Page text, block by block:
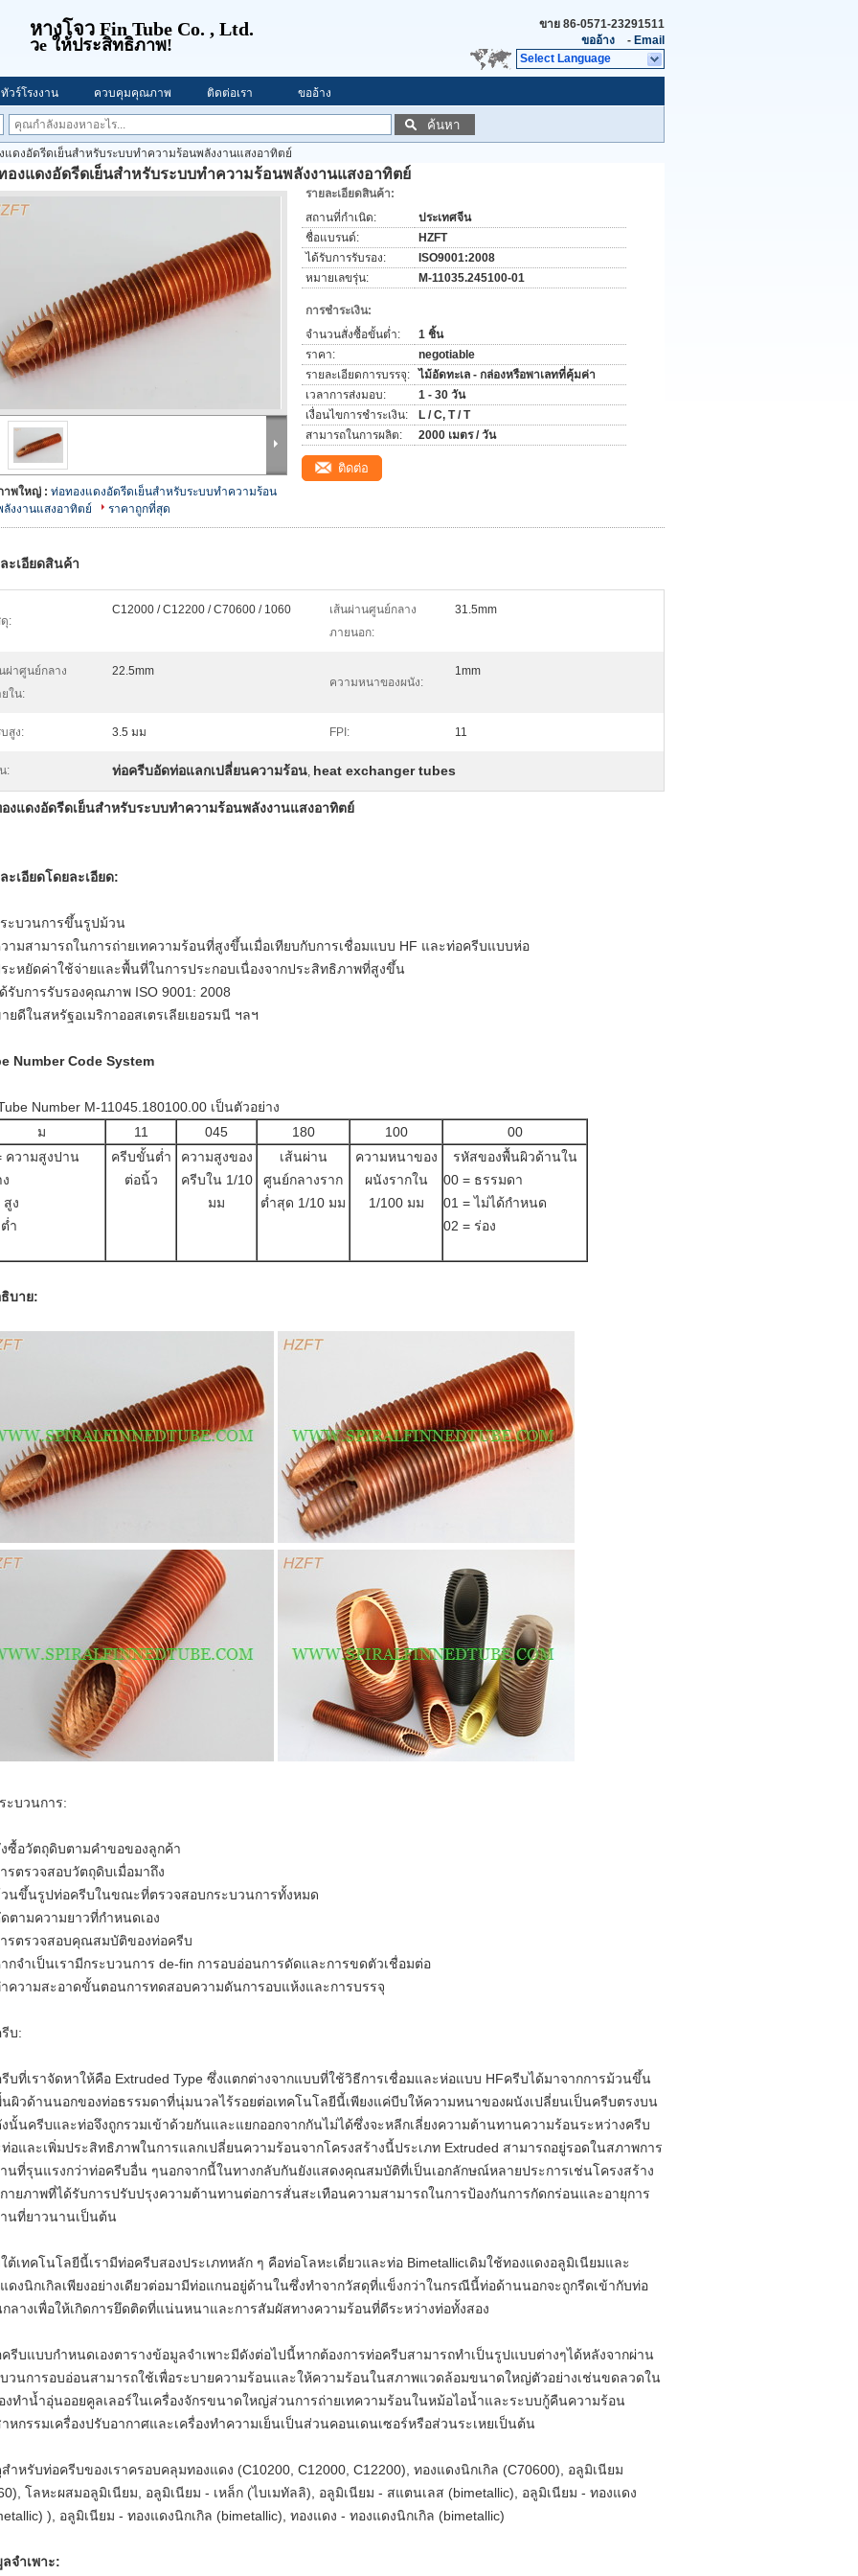
หางโจว Fin Tube Co. , Ltd.
วe ให้ประสิทธิภาพ!
ขาย 86-0571-23291511
ขออ้าง
- Email
Select Language
ทัวร์โรงงาน ควบคุมคุณภาพ ติดต่อเรา ขออ้าง
ค้นหา
แดงอัดรีดเย็นสำหรับระบบทำความร้อนพลังงานแสงอาทิตย์
องแดงอัดรีดเย็นสำหรับระบบทำความร้อนพลังงานแสงอาทิตย์
าพใหญ่ : ท่อทองแดงอัดรีดเย็นสำหรับระบบทำความร้อน
ลังงานแสงอาทิตย์
ราคาถูกที่สุด
รายละเอียดสินค้า:
สถานที่กำเนิด:
ประเทศจีน
ชื่อแบรนด์:
HZFT
ได้รับการรับรอง:
ISO9001:2008
หมายเลขรุ่น:
M-11035.245100-01
การชำระเงิน:
จำนวนสั่งซื้อขั้นต่ำ:
1 ชิ้น
ราคา:
negotiable
รายละเอียดการบรรจุ:
ไม้อัดทะเล - กล่องหรือพาเลทที่คุ้มค่า
เวลาการส่งมอบ:
1 - 30 วัน
เงื่อนไขการชำระเงิน:
L / C, T / T
สามารถในการผลิต:
2000 เมตร / วัน
ติดต่อ
ะเอียดสินค้า
:
C12000 / C12200 / C70600 / 1060
เส้นผ่านศูนย์กลาง
ภายนอก:
31.5mm
ผ่าศูนย์กลาง
ใน:
22.5mm
ความหนาของผนัง:
1mm
สูง: 3.5 มม FPI: 11
: ท่อครีบอัดท่อแลกเปลี่ยนความร้อน, heat exchanger tubes
งแดงอัดรีดเย็นสำหรับระบบทำความร้อนพลังงานแสงอาทิตย์
ะเอียดโดยละเอียด:
ะบวนการขึ้นรูปม้วน
ามสามารถในการถ่ายเทความร้อนที่สูงขึ้นเมื่อเทียบกับการเชื่อมแบบ HF และท่อครีบแบบห่อ
ะหยัดค่าใช้จ่ายและพื้นที่ในการประกอบเนื่องจากประสิทธิภาพที่สูงขึ้น
รับการรับรองคุณภาพ ISO 9001: 2008
ยดีในสหรัฐอเมริกาออสเตรเลียเยอรมนี ฯลฯ
Number Code System
Number M-11045.180100.00 เป็นตัวอย่าง
ม
11 045 180 100
00
ความสูงปาน
สูง
ำ
ครีบขั้นต่ำ
ต่อนิ้ว
ความสูงของ
ครีบใน 1/10
มม
เส้นผ่าน
ศูนย์กลางราก
ต่ำสุด 1/10 มม
ความหนาของ
ผนังรากใน
1/100 มม
รหัสของพื้นผิวด้านใน
00 = ธรรมดา
01 = ไม่ได้กำหนด
02 = ร่อง
บาย:
ะบวนการ:
ซื้อวัตถุดิบตามคำขอของลูกค้า
รตรวจสอบวัตถุดิบเมื่อมาถึง
นขึ้นรูปท่อครีบในขณะที่ตรวจสอบกระบวนการทั้งหมด
ตามความยาวที่กำหนดเอง
รตรวจสอบคุณสมบัติของท่อครีบ
กจำเป็นเรามีกระบวนการ de-fin การอบอ่อนการดัดและการขดตัวเชื่อมต่อ
ความสะอาดขั้นตอนการทดสอบความดันการอบแห้งและการบรรจุ
บ:
บที่เราจัดหาให้คือ Extruded Type ซึ่งแตกต่างจากแบบที่ใช้วิธีการเชื่อมและห่อแบบ HFครีบได้มาจากการม้วนขึ้น
ผิวด้านนอกของท่อธรรมดาที่นุ่มนวลไร้รอยต่อเทคโนโลยีนี้เพียงแค่บีบให้ความหนาของผนังเปลี่ยนเป็นครีบตรงบน
นั้นครีบและท่อจึงถูกรวมเข้าด้วยกันและแยกออกจากกันไม่ได้ซึ่งจะหลีกเลี่ยงความต้านทานความร้อนระหว่างครีบ
อและเพิ่มประสิทธิภาพในการแลกเปลี่ยนความร้อนจากโครงสร้างนี้ประเภท Extruded สามารถอยู่รอดในสภาพการ
นที่รุนแรงกว่าท่อครีบอื่น ๆนอกจากนี้ในทางกลับกันยังแสดงคุณสมบัติที่เป็นเอกลักษณ์หลายประการเช่นโครงสร้าง
ายภาพที่ได้รับการปรับปรุงความต้านทานต่อการสั่นสะเทือนความสามารถในการป้องกันการกัดกร่อนและอายุการ
นที่ยาวนานเป็นต้น
ต้เทคโนโลยีนี้เรามีท่อครีบสองประเภทหลัก ๆ คือท่อโลหะเดี่ยวและท่อ Bimetallicเดิมใช้ทองแดงอลูมิเนียมและ
ดงนิกเกิลเพียงอย่างเดียวต่อมามีท่อแกนอยู่ด้านในซึ่งทำจากวัสดุที่แข็งกว่าในกรณีนี้ท่อด้านนอกจะถูกรีดเข้ากับท่อ
ลางเพื่อให้เกิดการยึดติดที่แน่นหนาและการสัมผัสทางความร้อนที่ดีระหว่างท่อทั้งสอง
รีบแบบกำหนดเองตารางข้อมูลจำเพาะมีดังต่อไปนี้หากต้องการท่อครีบสามารถทำเป็นรูปแบบต่างๆได้หลังจากผ่าน
วนการอบอ่อนสามารถใช้เพื่อระบายความร้อนและให้ความร้อนในสภาพแวดล้อมขนาดใหญ่ตัวอย่างเช่นขดลวดใน
งทำน้ำอุ่นออยคูลเลอร์ในเครื่องจักรขนาดใหญ่ส่วนการถ่ายเทความร้อนในหม้อไอน้ำและระบบกู้คืนความร้อน
หกรรมเครื่องปรับอากาศและเครื่องทำความเย็นเป็นส่วนคอนเดนเซอร์หรือส่วนระเหยเป็นต้น
ำหรับท่อครีบของเราครอบคลุมทองแดง (C10200, C12000, C12200), ทองแดงนิกเกิล (C70600), อลูมิเนียม
โลหะผสมอลูมิเนียม, อลูมิเนียม - เหล็ก (ไบเมทัลลิ), อลูมิเนียม - สแตนเลส (bimetallic), อลูมิเนียม - ทองแดง
), อลูมิเนียม - ทองแดงนิกเกิล (bimetallic), ทองแดง - ทองแดงนิกเกิล (bimetallic)
จำเพาะ: